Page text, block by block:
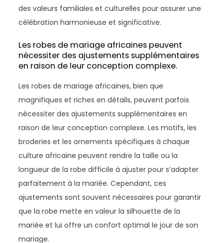
des valeurs familiales et culturelles pour assurer une
célébration harmonieuse et significative.
Les robes de mariage africaines peuvent
nécessiter des ajustements supplémentaires
en raison de leur conception complexe.
Les robes de mariage africaines, bien que
magnifiques et riches en détails, peuvent parfois
nécessiter des ajustements supplémentaires en
raison de leur conception complexe. Les motifs, les
broderies et les ornements spécifiques à chaque
culture africaine peuvent rendre la taille ou la
longueur de la robe difficile à ajuster pour s’adapter
parfaitement à la mariée. Cependant, ces
ajustements sont souvent nécessaires pour garantir
que la robe mette en valeur la silhouette de la
mariée et lui offre un confort optimal le jour de son
mariage.